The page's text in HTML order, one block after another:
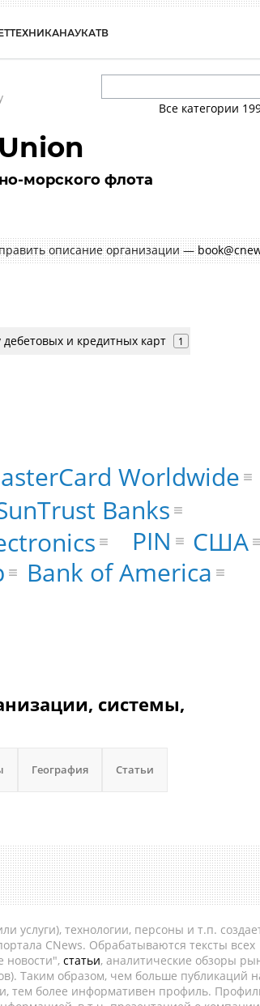
ТЕХНИКАНАУКАТВ
Все категории
морского флота
описание организации —
и кредитных карт 1
Banks
Bank of America
Worldwide
PIN
США
системы,
География Статьи
услуги), технологии, персоны и т.п.
CNews. Обрабатываются тексты всех
новости", статьи, аналитические обзоры
Таким образом, чем больше публикаций
тем более информативен профиль.